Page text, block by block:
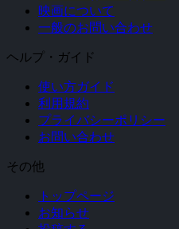
映画について
一般のお問い合わせ
ヘルプ・ガイド
使い方ガイド
利用規約
プライバシーポリシー
お問い合わせ
その他
トップページ
お知らせ